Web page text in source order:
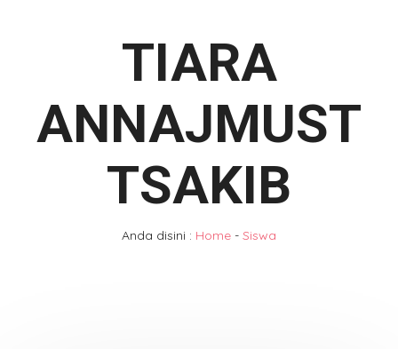
TIARA
ANNAJMUST
TSAKIB
Anda disini : Home - Siswa